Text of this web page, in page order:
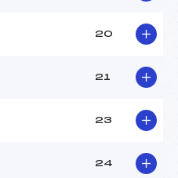
20
21
23
24